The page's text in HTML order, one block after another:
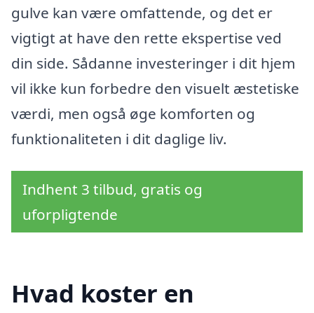
gulve kan være omfattende, og det er
vigtigt at have den rette ekspertise ved
din side. Sådanne investeringer i dit hjem
vil ikke kun forbedre den visuelt æstetiske
værdi, men også øge komforten og
funktionaliteten i dit daglige liv.
Indhent 3 tilbud, gratis og
uforpligtende
Hvad koster en